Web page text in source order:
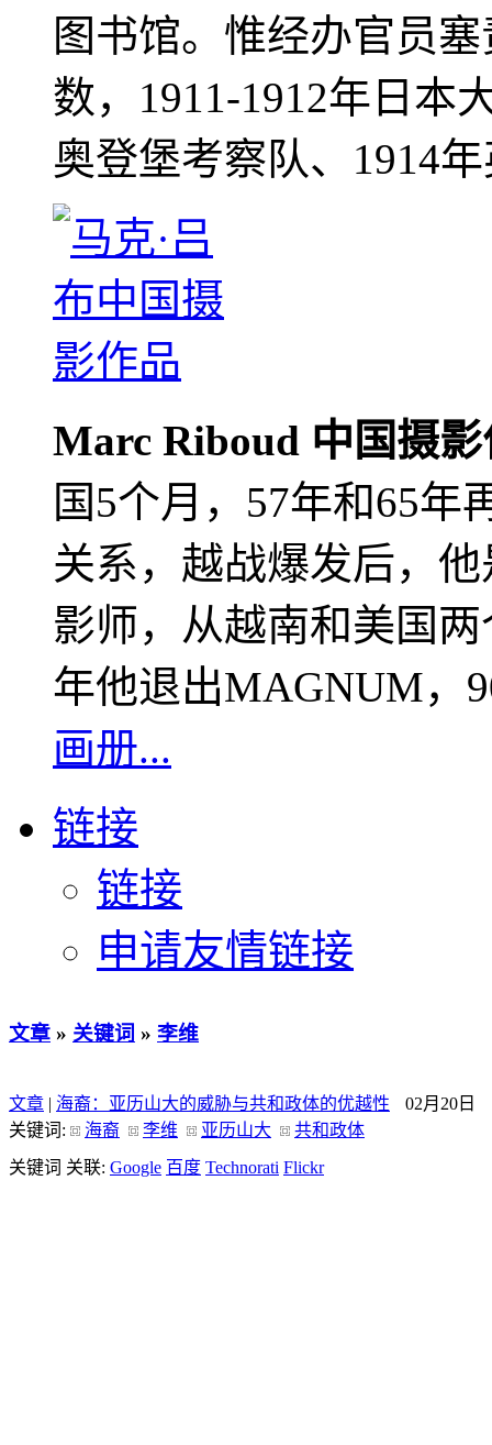
图书馆。惟经办官员
数，1911-1912年日本
奥登堡考察队、1914
Marc Riboud 中国摄
国5个月，57年和65年
关系，越战爆发后，
影师，从越南和美国
年他退出MAGNUM，
画册...
链接
链接
申请友情链接
文章 » 关键词 » 李维
文章 | 海裔：亚历山大的威胁与共和政体的优越性
02月20日
关键词:
海裔 李维 亚历山大
共和政体
关键词 关联: Google 百度 Technorati Flickr